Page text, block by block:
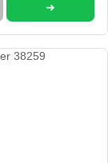
➜